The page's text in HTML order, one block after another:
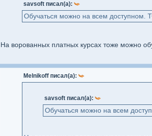
savsoft писал(а):
Обучаться можно на всем доступном.
На ворованных платных курсах тоже можно
Melnikoff писал(а):
savsoft писал(а):
Обучаться можно на всем